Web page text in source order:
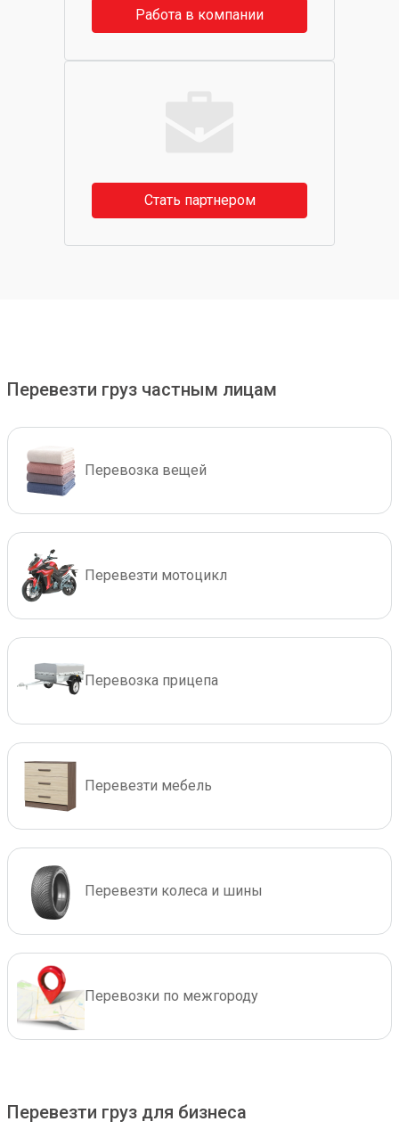
Работа в компании
Стать партнером
Перевезти груз частным лицам
Перевозка вещей
Перевезти мотоцикл
Перевозка прицепа
Перевезти мебель
Перевезти колеса и шины
Перевозки по межгороду
Перевезти груз для бизнеса